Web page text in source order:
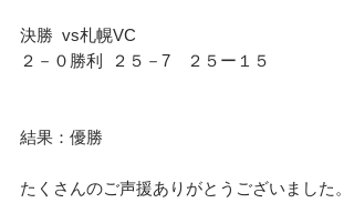
決勝 vs札幌VC
２－０勝利 ２５－7 ２５ー１５
結果：優勝
たくさんのご声援ありがとうございました。